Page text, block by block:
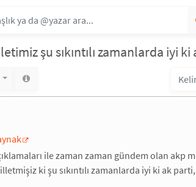
şu sıkıntılı zamanlarda iyi
ile zaman zaman gündem olan
ki şu sıkıntılı zamanlarda iyi ki ak